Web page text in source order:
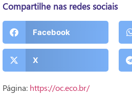
Compartilhe nas redes sociais
Facebook
X
Página: https://oc.eco.br/